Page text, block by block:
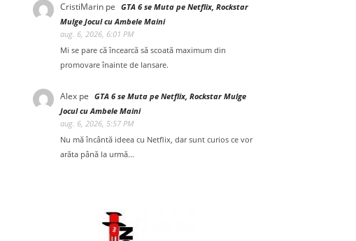
CristiMarin pe GTA 6 se Muta pe Netflix, Rockstar
Mulge Jocul cu Ambele Maini
aug. 6, 2026, 6:01 PM
Mi se pare că încearcă să scoată maximum din
promovare înainte de lansare.
Alex pe GTA 6 se Muta pe Netflix, Rockstar Mulge
Jocul cu Ambele Maini
aug. 6, 2026, 5:57 PM
Nu mă încântă ideea cu Netflix, dar sunt curios ce vor
arăta până la urmă...